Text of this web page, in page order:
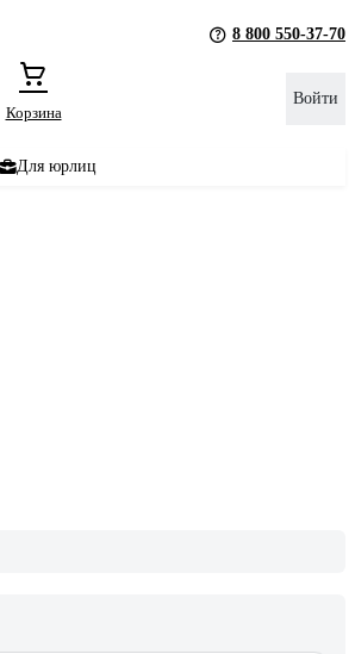
8 800 550-37-70
Корзина
Войти
Для юрлиц